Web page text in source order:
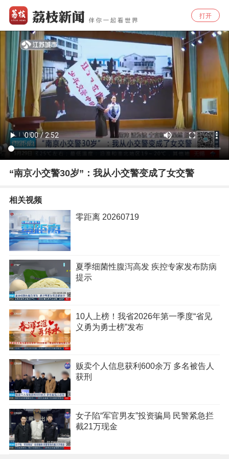
打开
“南京小交警30岁”：我从小交警变成了女交警
相关视频
零距离 20260719
夏季细菌性腹泻高发 疾控专家发布防病
提示
10人上榜！我省2026年第一季度“省见
义勇为勇士榜”发布
贩卖个人信息获利600余万 多名被告人
获刑
女子陷“军官男友”投资骗局 民警紧急拦
截21万现金